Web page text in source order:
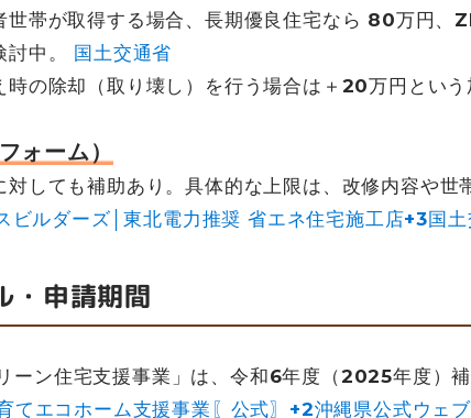
帯が取得する場合、長期優良住宅なら 80万円、
討中。 国土交通省
の除却（取り壊し）を行う場合は＋20万円という
ォーム）
しても補助あり。具体的な上限は、改修内容や世
ビルダーズ│東北電力推奨 省エネ住宅施工店+3国
・申請期間
ーン住宅支援事業」は、令和6年度（2025年度）
てエコホーム支援事業〖公式〗+2沖縄県公式ウェ